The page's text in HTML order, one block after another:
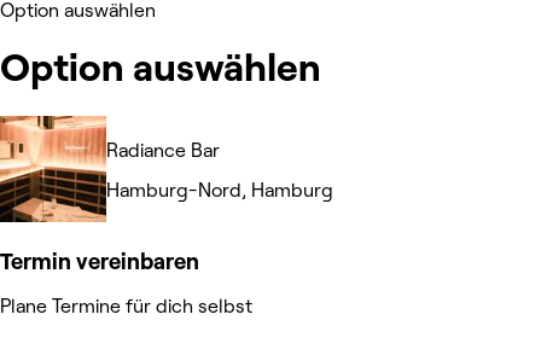
Option auswählen
Option auswählen
Radiance Bar
Hamburg-Nord, Hamburg
Termin vereinbaren
Plane Termine für dich selbst